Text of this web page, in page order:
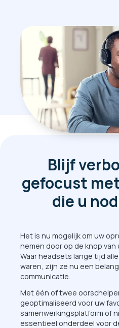
Blijf
gefocust
die u
Het is nu mogelijk om uw
nemen door op de knop
Waar headsets lange tijd
waren, zijn ze nu een
communicatie.
Met één of twee
geoptimaliseerd voor uw
samenwerkingsplatform of
essentieel onderdeel voor